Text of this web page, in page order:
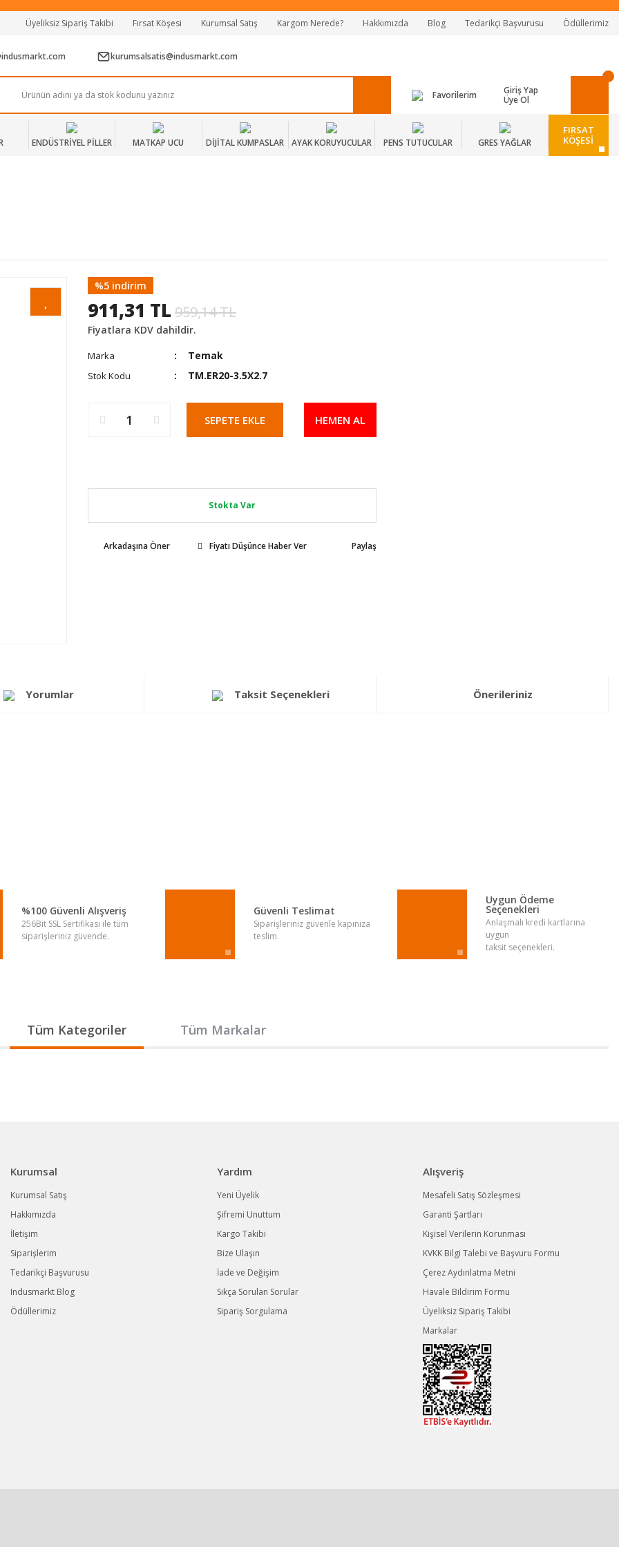
Tüm Alışverişlerde Vade Farksız 2 Taksit!
Mağazadan Teslim & Kolay İade
Üyeliksiz Sipariş Takibi Fırsat Köşesi Kurumsal Satış Kargom Nerede? Hakkımızda Blog Tedarikçi Başvurusu Ödüllerimiz
kurumsalsatis@indusmarkt.com
Favorilerim
Giriş Yap
Üye Ol
ENDÜSTRİYEL PİLLER MATKAP UCU DİJİTAL KUMPASLAR AYAK KORUYUCULAR PENS TUTUCULAR GRES YAĞLAR
FIRSAT
KÖŞESİ
%5 indirim
911,31 TL 959,14 TL
Fiyatlara KDV dahildir.
Marka Temak
Stok Kodu TM.ER20-3.5X2.7
SEPETE EKLE HEMEN AL
Stokta Var
Arkadaşına Öner Fiyatı Düşünce Haber Ver Paylaş
Yorumlar Taksit Seçenekleri Önerileriniz
%100 Güvenli Alışveriş
256Bit SSL Sertifikası ile tüm
siparişleriniz güvende.
Güvenli Teslimat
Siparişleriniz güvenle kapınıza
teslim.
Uygun Ödeme
Seçenekleri
Anlaşmalı kredi kartlarına
uygun
taksit seçenekleri.
Tüm Kategoriler Tüm Markalar
Kurumsal
Kurumsal Satış
Hakkımızda
İletişim
Siparişlerim
Tedarikçi Başvurusu
Indusmarkt Blog
Ödüllerimiz
Yardım
Yeni Üyelik
Şifremi Unuttum
Kargo Takibi
Bize Ulaşın
İade ve Değişim
Sıkça Sorulan Sorular
Sipariş Sorgulama
Alışveriş
Mesafeli Satış Sözleşmesi
Garanti Şartları
Kişisel Verilerin Korunması
KVKK Bilgi Talebi ve Başvuru Formu
Çerez Aydınlatma Metni
Havale Bildirim Formu
Üyeliksiz Sipariş Takibi
Markalar